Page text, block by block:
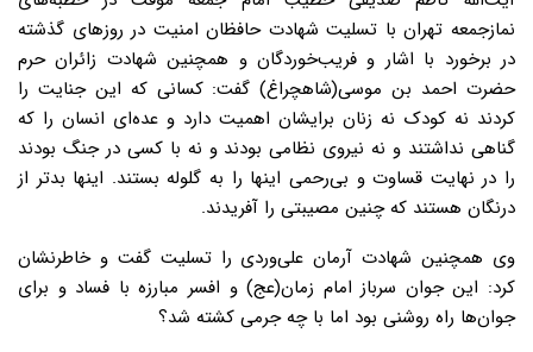
نمازجمعه تهران با تسلیت شهادت حافظان امنیت در روزهای گذشته
در برخورد با اشار و فریب‌خوردگان و همچنین شهادت زائران حرم
حضرت احمد بن‌ موسی(شاهچراغ) گفت: کسانی که این جنایت را
کردند نه کودک نه زنان برایشان اهمیت دارد و عده‌ای انسان را که
گناهی نداشتند و نه نیروی نظامی بودند و نه با کسی در جنگ بودند
را در نهایت قساوت و بی‌رحمی اینها را به گلوله بستند. اینها بدتر از
درنگان هستند که چنین مصیبتی را آفریدند.
وی همچنین شهادت آرمان علی‌وردی را تسلیت گفت و خاطرنشان
کرد: این جوان سرباز امام زمان(عج) و افسر مبارزه با فساد و برای
جوان‌ها راه روشنی بود اما با چه جرمی کشته شد؟